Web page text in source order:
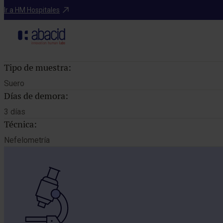
Ir a HM Hospitales
Catálogo de pruebas
Tipo de muestra:
Suero
Días de demora:
3 días
Técnica:
Nefelometría